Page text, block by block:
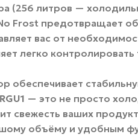
(256 литров —
Frost предотвращает
вас от
легко
обеспечивает
— это не просто
свежесть ваших
объёму и удобным